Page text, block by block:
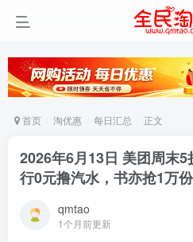
首页 淘优惠 每日汇总 正文
2026年6月13日 美团周末
行0元撸汽水，书亦抢1万
qmtao
1个月前更新